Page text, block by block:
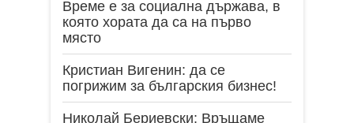
Време е за социална държава, в
която хората да са на първо
място
Кристиан Вигенин: да се
погрижим за българския бизнес!
Николай Бериевски: Връщаме